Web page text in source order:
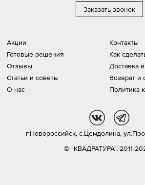
Акции
Готовые решения
Отзывы
Статьи и советы
О нас
Контакты
Как
Доставка
Возврат и
Политика
Заказать звонок
© "КВАДРАТУРА", 2011-
г.Новороссийск, с.Цемдолина,
vk tg